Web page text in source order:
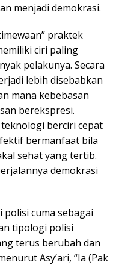
menjadi demokrasi.
praktek
ciri paling
pelakunya. Secara
lebih disebabkan
mana kebebasan
berekspresi.
berciri cepat
bermanfaat bila
sehat yang tertib.
demokrasi
polisi cuma sebagai
tipologi polisi
terus berubah dan
Asy’ari, “Ia (Pak